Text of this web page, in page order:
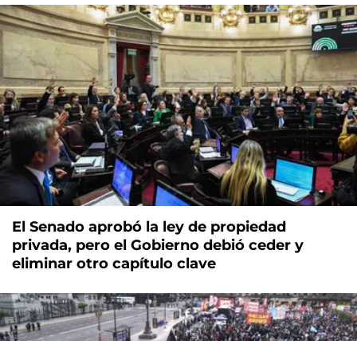
El Senado aprobó la ley de propiedad
privada, pero el Gobierno debió ceder y
eliminar otro capítulo clave